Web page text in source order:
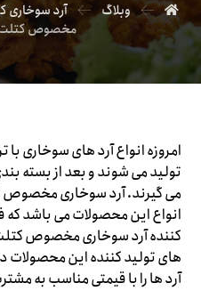
وبلاگ آرد سوخاری
مخصوص کتلت
امروزه انواع آرد های سوخاری با
تولید می‌ شوند و بعد از بسته
می ‌گیرند. آرد سوخاری مخصوص
انواع این محصولات می‌ ‌باشد که
کننده آرد سوخاری مخصوص
های تولید کننده این محصولات
آرد ها را با قیمتی مناسب به